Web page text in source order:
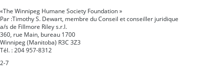
«The Winnipeg Humane Society Foundation »
Par :Timothy S. Dewart, membre du Conseil et conseiller juridique
a/s de Fillmore Riley s.r.l.
360, rue Main, bureau 1700
Winnipeg (Manitoba) R3C 3Z3
Tél. : 204 957-8312
2-7